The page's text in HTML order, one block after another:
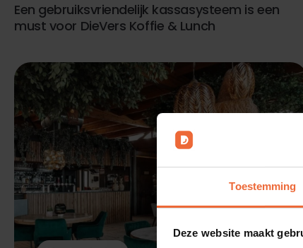
Toestemming
Deze website maakt
Een gebruiksvriendelijk kassasysteem is een
must voor DieVers Koffie & Lunch